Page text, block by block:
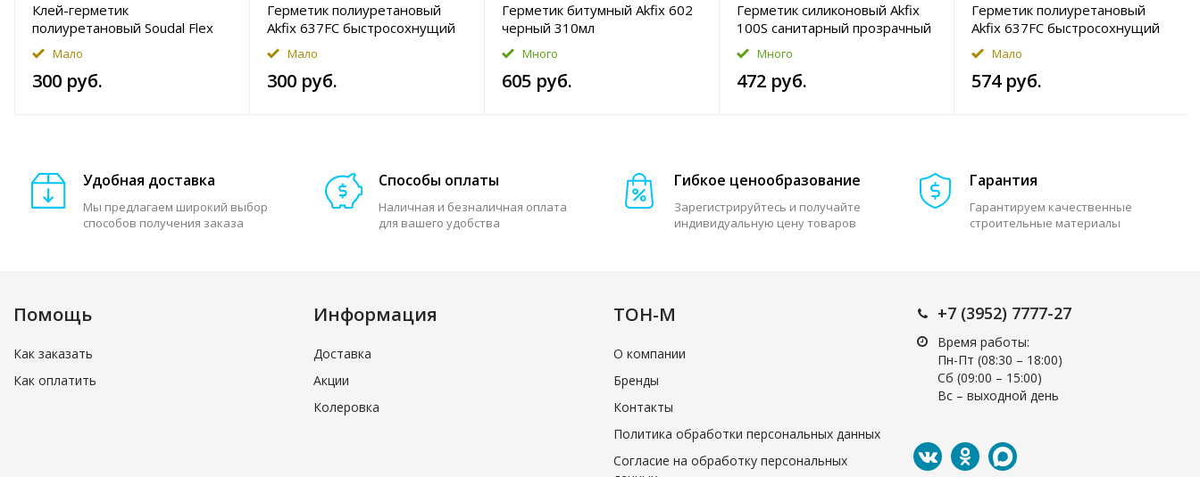
Клей-герметик
полиуретановый Soudal Flex
PU 40 серый 300мл Уценка
Мало
300 руб.
Герметик полиуретановый
Akfix 637FC быстросохнущий
черный 310мл Уценка
Мало
300 руб.
Герметик битумный Akfix 602
черный 310мл
Много
605 руб.
Герметик силиконовый Akfix
100S санитарный прозрачный
280млМного
472 руб.
Герметик полиуретановый
Akfix 637FC быстросохнущий
серый 310мл Вывод
Мало
574 руб.
Удобная доставка
Мы предлагаем широкий выбор
способов получения заказа
Способы оплаты
Наличная и безналичная оплата
для вашего удобства
Гибкое ценообразование
Зарегистрируйтесь и получайте
индивидуальную цену товаров
Гарантия
Гарантируем качественные
строительные материалы
Помощь
Как заказать
Как оплатить
Информация
Доставка
Акции
Колеровка
ТОН-М
О компании
Бренды
Контакты
Политика обработки персональных данных
Согласие на обработку персональных
+7 (3952) 7777-27
Время работы:
Пн-Пт (08:30 – 18:00)
Cб (09:00 – 15:00)
Вс – выходной день